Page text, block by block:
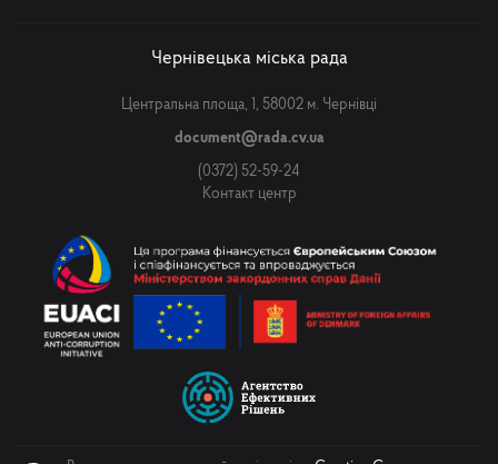
Чернівецька міська рада
Центральна площа, 1, 58002 м. Чернівці
document@rada.cv.ua
(0372) 52-59-24
Контакт центр